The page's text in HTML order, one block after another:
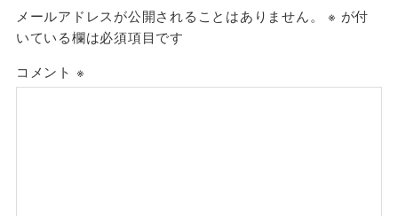
メールアドレスが公開されることはありません。 ※ が付
いている欄は必須項目です
コメント ※